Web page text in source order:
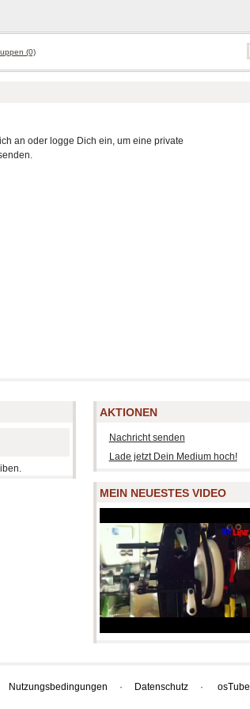
(0)
an oder logge Dich ein, um eine private
AKTIONEN
Nachricht senden
Lade jetzt Dein Medium hoch!
MEIN NEUESTES VIDEO
Nutzungsbedingungen · Datenschutz · osTube